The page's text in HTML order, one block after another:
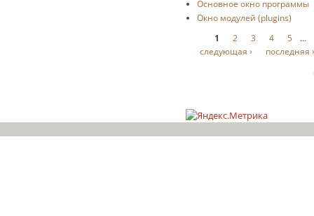
Основное окно программы
Окно модулей (plugins)
Страницы
1 2 3 4 5
…
следующая ›
последняя